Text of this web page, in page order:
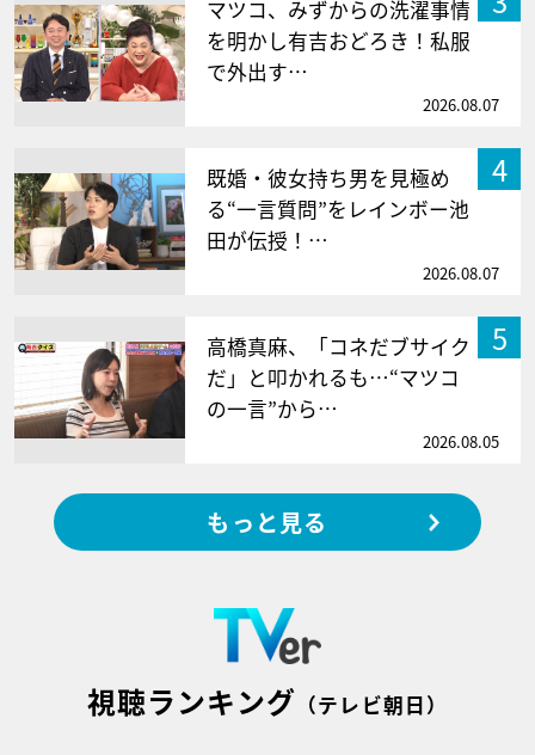
マツコ、みずからの洗濯事情
を明かし有吉おどろき！私服
で外出す…
2026.08.07
4
既婚・彼女持ち男を見極め
る“一言質問”をレインボー池
田が伝授！…
2026.08.07
5
高橋真麻、「コネだブサイク
だ」と叩かれるも…“マツコ
の一言”から…
2026.08.05
もっと見る
視聴ランキング （テレビ朝日）